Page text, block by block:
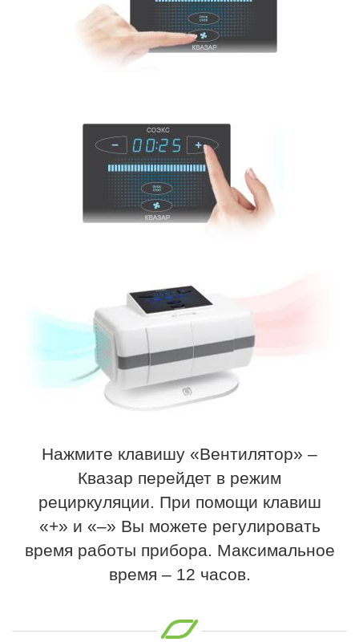
Нажмите клавишу «Вентилятор» –
Квазар перейдет в режим
рециркуляции. При помощи клавиш
«+» и «–» Вы можете регулировать
время работы прибора. Максимальное
время – 12 часов.